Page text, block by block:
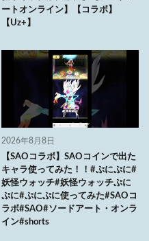
ートオンライン】【コラボ】
【Uz+】
2026年8月8日
【SAOコラボ】SAOコインで出た
キャラ使ってみた！！#ぷにぷに#
妖怪ウォッチ#妖怪ウォッチぷに
ぷに#ぷにぷに使ってみた#SAOコ
ラボ#SAO#ソードアート・オンラ
イン#shorts